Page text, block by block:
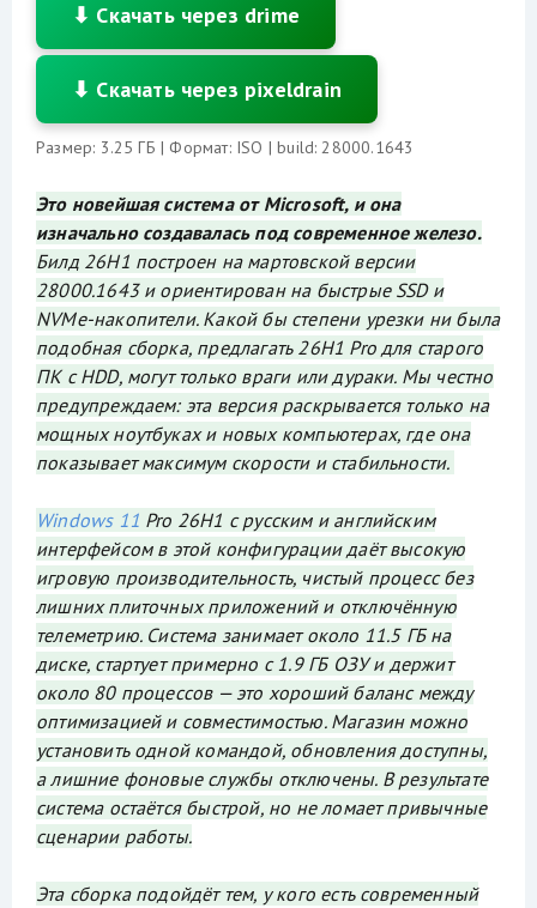
⬇ Скачать через drime
⬇ Скачать через pixeldrain
Размер: 3.25 ГБ | Формат: ISO | build: 28000.1643
Это новейшая система от Microsoft, и она
изначально создавалась под современное железо.
Билд 26H1 построен на мартовской версии
28000.1643 и ориентирован на быстрые SSD и
NVMe-накопители. Какой бы степени урезки ни была
подобная сборка, предлагать 26H1 Pro для старого
ПК с HDD, могут только враги или дураки. Мы честно
предупреждаем: эта версия раскрывается только на
мощных ноутбуках и новых компьютерах, где она
показывает максимум скорости и стабильности.
Windows 11 Pro 26H1 с русским и английским
интерфейсом в этой конфигурации даёт высокую
игровую производительность, чистый процесс без
лишних плиточных приложений и отключённую
телеметрию. Система занимает около 11.5 ГБ на
диске, стартует примерно с 1.9 ГБ ОЗУ и держит
около 80 процессов — это хороший баланс между
оптимизацией и совместимостью. Магазин можно
установить одной командой, обновления доступны,
а лишние фоновые службы отключены. В результате
система остаётся быстрой, но не ломает привычные
сценарии работы.
Эта сборка подойдёт тем, у кого есть современный